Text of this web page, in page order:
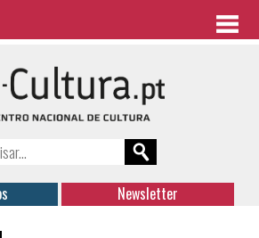
Newsletter